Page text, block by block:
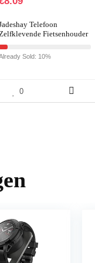
Telefoon
Fietsenhouder
– Fiets Fiets Telefoon
Achtersticker
Mount GPS…
Sold: 10%
0